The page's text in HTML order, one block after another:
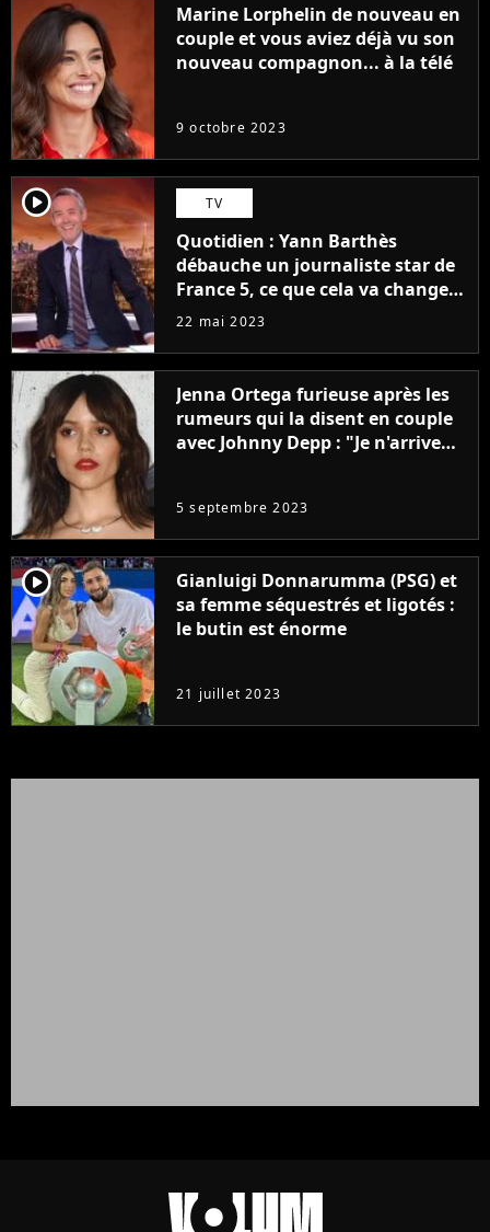
Marine Lorphelin de nouveau en
couple et vous aviez déjà vu son
nouveau compagnon... à la télé
9 octobre 2023
player2 TV
Quotidien : Yann Barthès
débauche un journaliste star de
France 5, ce que cela va changer
à la rentrée
22 mai 2023
Jenna Ortega furieuse après les
rumeurs qui la disent en couple
avec Johnny Depp : "Je n'arrive
5 septembre 2023
player2
Gianluigi Donnarumma (PSG) et
sa femme séquestrés et ligotés :
le butin est énorme
21 juillet 2023